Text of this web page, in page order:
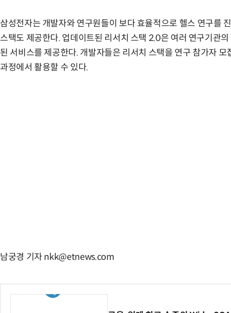
삼성전자는 개발자와 연구원들이 보다 효율적으로 헬스 연구를
스택도 제공한다. 업데이트된 리서치 스택 2.0은 여러 연구기관
된 서비스를 제공한다. 개발자들은 리서치 스택을 연구 참가자
과정에서 활용할 수 있다.
남궁경 기자 nkk@etnews.com